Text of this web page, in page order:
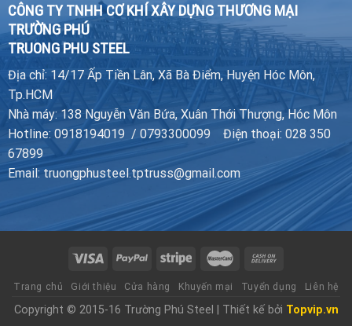
CÔNG TY TNHH CƠ KHÍ XÂY DỰNG THƯƠNG MẠI
TRƯỜNG PHÚ
TRUONG PHU STEEL
Địa chỉ: 14/17 Ấp Tiền Lân, Xã Bà Điểm, Huyện Hóc Môn,
Tp.HCM
Nhà máy: 138 Nguyễn Văn Bứa, Xuân Thới Thượng, Hóc Môn
Hotline: 0918194019 / 0793300099 Điện thoại: 028 350
67899
Email: truongphusteel.tptruss@gmail.com
Trang chủ Giới thiệu Cửa hàng Khuyến mại Tuyển dụng Liên hệ
Copyright © 2015-16 Trường Phú Steel | Thiết kế bởi Topvip.vn